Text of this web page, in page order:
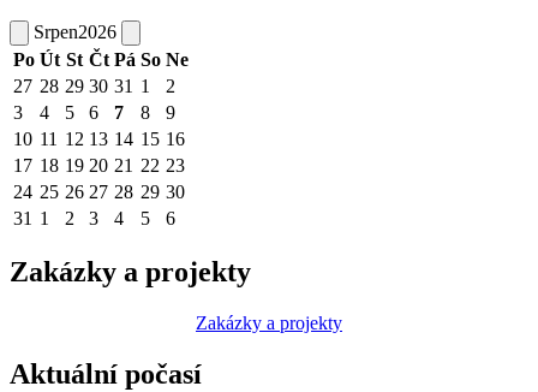
Srpen2026
Po Út St Čt Pá So Ne
27 28 29 30 31 1
2
3
4 5 6 7 8
9
10 11 12 13 14 15 16
17 18 19 20 21 22 23
24 25 26 27 28 29 30
31 1 2 3 4 5 6
Zakázky a projekty
Zakázky a projekty
Aktuální počasí